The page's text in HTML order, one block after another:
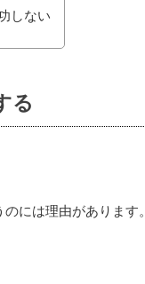
しない
る
には理由があります。